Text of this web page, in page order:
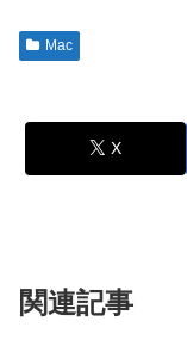
Mac
X
関連記事